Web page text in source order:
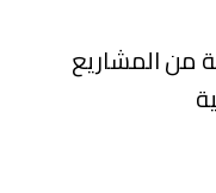
من المشاريع